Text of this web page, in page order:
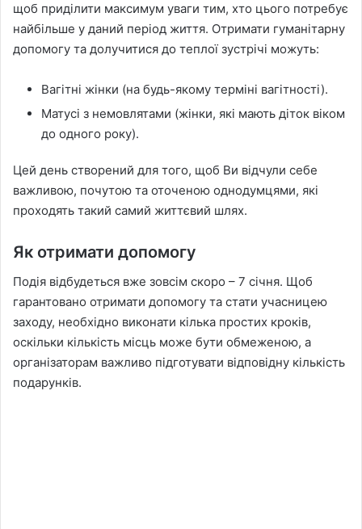
щоб приділити максимум уваги тим, хто цього потребує
найбільше у даний період життя. Отримати гуманітарну
допомогу та долучитися до теплої зустрічі можуть:
Вагітні жінки (на будь-якому терміні вагітності).
Матусі з немовлятами (жінки, які мають діток віком
до одного року).
Цей день створений для того, щоб Ви відчули себе
важливою, почутою та оточеною однодумцями, які
проходять такий самий життєвий шлях.
Як отримати допомогу
Подія відбудеться вже зовсім скоро – 7 січня. Щоб
гарантовано отримати допомогу та стати учасницею
заходу, необхідно виконати кілька простих кроків,
оскільки кількість місць може бути обмеженою, а
організаторам важливо підготувати відповідну кількість
подарунків.